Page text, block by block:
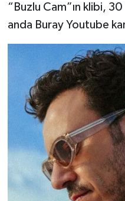
“Buzlu Cam”ın klibi, 30
anda Buray Youtube